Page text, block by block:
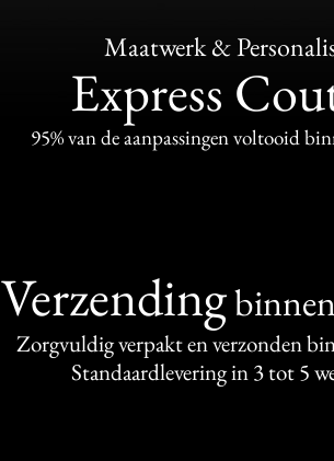
Maatwerk &
Express
95% van de aanpassingen voltooid
Verzending
Zorgvuldig verpakt en verzonden
Standaardlevering in 3 tot 5